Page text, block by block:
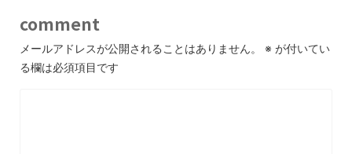
comment
メールアドレスが公開されることはありません。 ※ が付いてい
る欄は必須項目です